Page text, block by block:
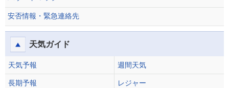
安否情報・緊急連絡先
天気ガイド
天気予報 週間天気
長期予報 レジャー